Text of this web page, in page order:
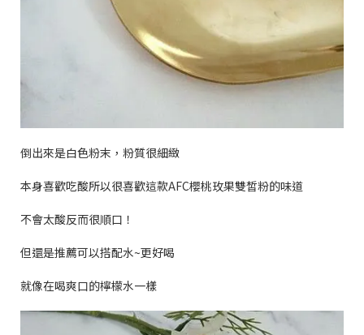
倒出來是白色粉末，粉質很細緻
本身喜歡吃酸所以很喜歡這款AFC櫻桃玫果雙皙粉的味道
不會太酸反而很順口！
但還是推薦可以搭配水~更好喝
就像在喝爽口的檸檬水一樣